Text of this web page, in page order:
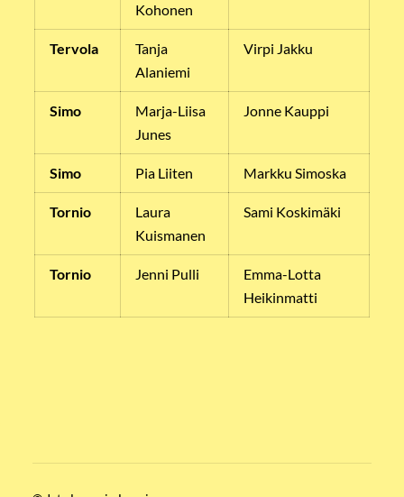
Kohonen
Tervola
Tanja
Alaniemi
Virpi Jakku
Simo
Marja-Liisa
Junes
Jonne Kauppi
Simo Pia Liiten Markku Simoska
Tornio
Laura
Kuismanen
Sami Koskimäki
Tornio Jenni Pulli
Emma-Lotta
Heikinmatti